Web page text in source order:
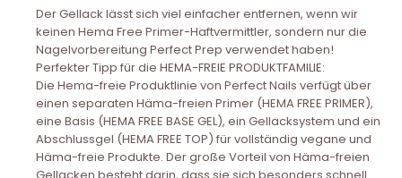
Der Gellack lässt sich viel einfacher entfernen, wenn wir
keinen Hema Free Primer-Haftvermittler, sondern nur die
Nagelvorbereitung Perfect Prep verwendet haben!
Perfekter Tipp für die HEMA-FREIE PRODUKTFAMILIE:
Die Hema-freie Produktlinie von Perfect Nails verfügt über
einen separaten Häma-freien Primer (HEMA FREE PRIMER),
eine Basis (HEMA FREE BASE GEL), ein Gellacksystem und ein
Abschlussgel (HEMA FREE TOP) für vollständig vegane und
Häma-freie Produkte. Der große Vorteil von Häma-freien